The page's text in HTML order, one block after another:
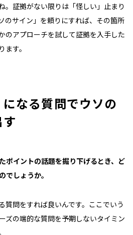
。証拠がない限りは「怪しい」止まり
のサイン」を頼りにすれば、その箇所
のアプローチを試して証拠を入手した
す。
なる質問でウソの
イントの話題を掘り下げるとき、ど
でしょうか。
質問をすれば良いんです。ここでいう
ズの端的な質問を予期しないタイミン